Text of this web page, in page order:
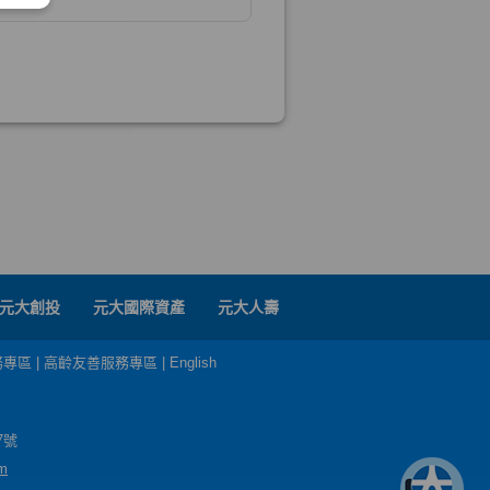
元大創投 元大國際資產 元大人壽
區 高齡友善服務專區 English
號